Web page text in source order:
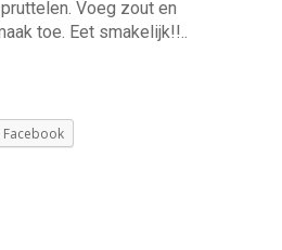
Voeg zout en
toe. Eet smakelijk!!..
Facebook